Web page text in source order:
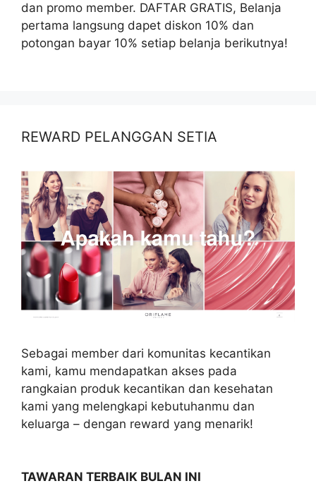
dan promo member. DAFTAR GRATIS, Belanja
pertama langsung dapet diskon 10% dan
potongan bayar 10% setiap belanja berikutnya!
REWARD PELANGGAN SETIA
Sebagai member dari komunitas kecantikan
kami, kamu mendapatkan akses pada
rangkaian produk kecantikan dan kesehatan
kami yang melengkapi kebutuhanmu dan
keluarga – dengan reward yang menarik!
TAWARAN TERBAIK BULAN INI